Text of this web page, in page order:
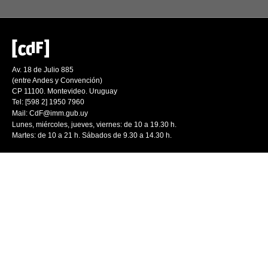
Av. 18 de Julio 885
(entre Andes y Convención)
CP 11100. Montevideo. Uruguay
Tel: [598 2] 1950 7960
Mail: CdF@imm.gub.uy
Lunes, miércoles, jueves, viernes: de 10 a 19.30 h.
Martes: de 10 a 21 h. Sábados de 9.30 a 14.30 h.